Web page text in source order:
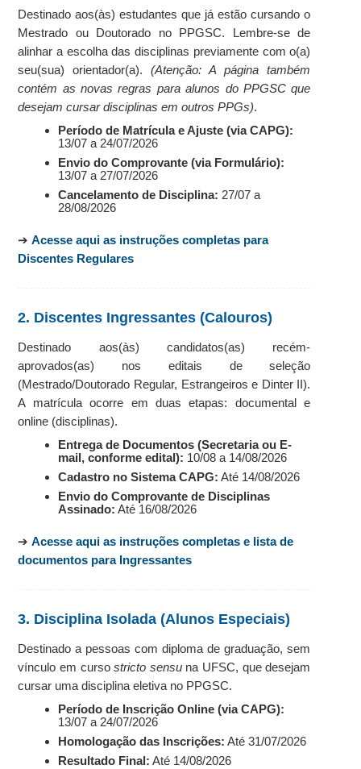
Destinado aos(às) estudantes que já estão cursando o
Mestrado ou Doutorado no PPGSC. Lembre-se de
alinhar a escolha das disciplinas previamente com o(a)
seu(sua) orientador(a).(Atenção: A página também
contém as novas regras para alunos do PPGSC que
desejam cursar disciplinas em outros PPGs).
Período de Matrícula e Ajuste (via CAPG):
13/07 a 24/07/2026
Envio do Comprovante (via Formulário):
13/07 a 27/07/2026
Cancelamento de Disciplina: 27/07 a
28/08/2026
➔Acesse aqui as instruções completas para
Discentes Regulares
2. Discentes Ingressantes (Calouros)
Destinado aos(às) candidatos(as) recém-
aprovados(as) nos editais de seleção
(Mestrado/Doutorado Regular, Estrangeiros e Dinter II).
A matrícula ocorre em duas etapas: documental e
online (disciplinas).
Entrega de Documentos (Secretaria ou E-
mail, conforme edital): 10/08 a 14/08/2026
Cadastro no Sistema CAPG: Até 14/08/2026
Envio do Comprovante de Disciplinas
Assinado: Até 16/08/2026
➔Acesse aqui as instruções completas e lista de
documentos para Ingressantes
3. Disciplina Isolada (Alunos Especiais)
Destinado a pessoas com diploma de graduação, sem
vínculo em cursostricto sensuna UFSC, que desejam
cursar uma disciplina eletiva no PPGSC.
Período de Inscrição Online (via CAPG):
13/07 a 24/07/2026
Homologação das Inscrições: Até 31/07/2026
Resultado Final: Até 14/08/2026